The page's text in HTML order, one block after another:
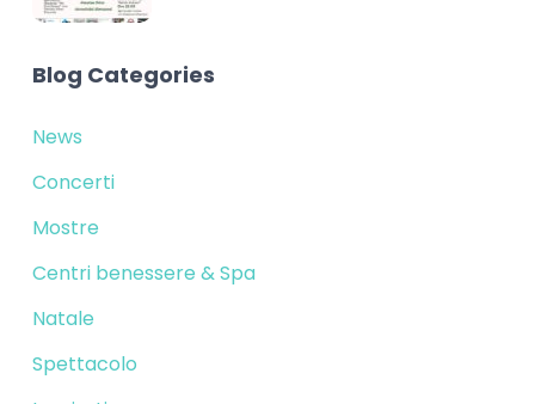
Blog Categories
News
Concerti
Mostre
Centri benessere & Spa
Natale
Spettacolo